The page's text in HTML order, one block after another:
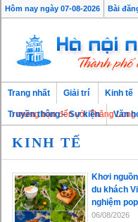
Hôm nay ngày 07-08-2026 Bài
bạn đến với Thăng Long - Hà
Trang nhất Giải trí Kinh tế
Truyền thông – Sự kiện Văn
KINH TẾ
Khơi
du khách
nghiệm
06/08/2026